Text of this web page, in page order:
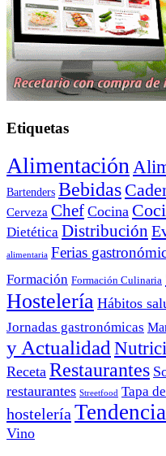
Etiquetas
Alimentación
Bartenders Bebidas
Cerveza Chef Cocina
Dietética Distribución
alimentaria Ferias
Formación Formación Culinaria
Hostelería Hábitos
Jornadas gastronómicas
y Actualidad
Receta Restaurantes
restaurantes Streetfood Tapa
hostelería
Vino